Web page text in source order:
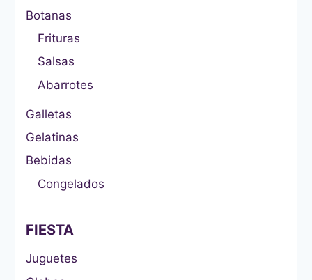
Botanas
Frituras
Salsas
Abarrotes
Galletas
Gelatinas
Bebidas
Congelados
FIESTA
Juguetes